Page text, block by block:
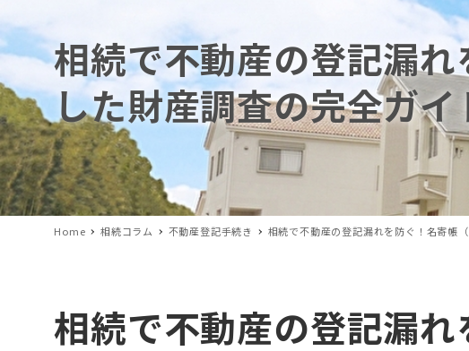
相続で不動産の登記漏
した財産調査の完全ガイ
Home 相続コラム 不動産登記手続き 相続で不動産の登記漏れを防ぐ！名寄帳
相続で不動産の登記漏